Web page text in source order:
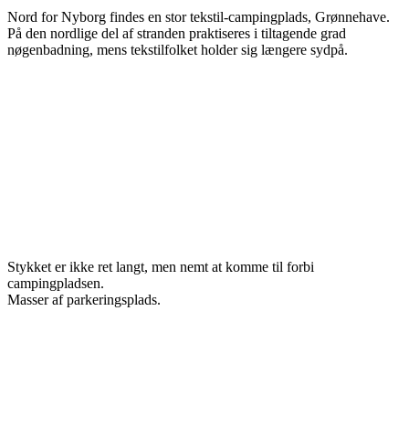
Nord for Nyborg findes en stor tekstil-campingplads, Grønnehave.
På den nordlige del af stranden praktiseres i tiltagende grad
nøgenbadning, mens tekstilfolket holder sig længere sydpå.
Stykket er ikke ret langt, men nemt at komme til forbi
campingpladsen.
Masser af parkeringsplads.